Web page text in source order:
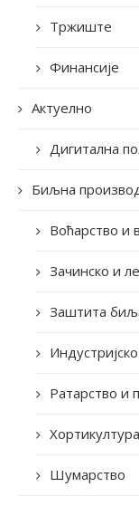
Тржиште
Финансије
Актуелно
Дигитална
Биљна
Воћарство и
Зачинско и
Заштита
Ратарство и
Хортикултура
Шумарство